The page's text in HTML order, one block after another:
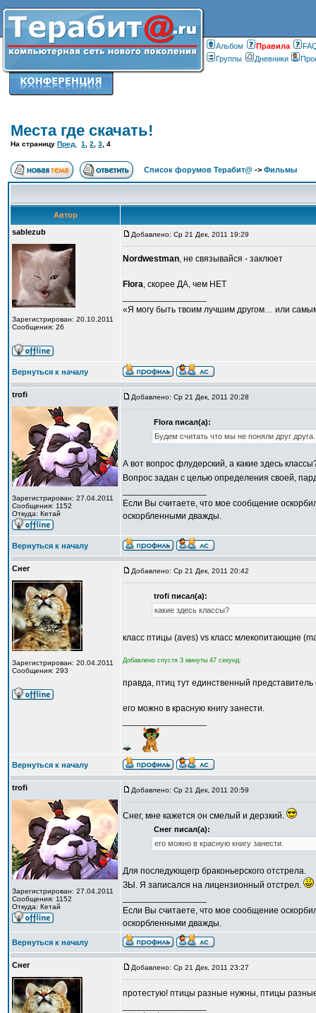
Альбом Правилa
Группы
Дневники
Места где скачать!
На страницу Пред. 1 2 3 4
Список форумов Терабит@ -> Фильмы
Автор
sablezub
Зарегистрирован: 20.10.2011
Сообщения: 26
Добавлено: Ср 21 Дек, 2011 19:29
Nordwestman, не связывайся - заклюет
Flora, скорее ДА, чем НЕТ
«Я могу быть твоим лучшим другом… или
Вернуться к началу
trofi
Зарегистрирован: 27.04.2011
Сообщения: 1152
Откуда: Кетай
Добавлено: Ср 21 Дек, 2011 20:28
Flora писал(а):
Будем считать что мы не поняли друг
А вот вопрос флудерский, а какие здесь
Вопрос задан с целью определения своей,
Если Вы считаете, что мое сообщение
оскорбленными дважды.
Вернуться к началу
Снег
Зарегистрирован: 20.04.2011
Сообщения: 293
Добавлено: Ср 21 Дек, 2011 20:42
trofi писал(а):
какие здесь классы?
класс птицы (aves) vs класс млекопитающие
Добавлено спустя 3 минуты 47 секунд:
правда, птиц тут единственный представитель
его можно в красную книгу занести.
Вернуться к началу
trofi
Зарегистрирован: 27.04.2011
Сообщения: 1152
Откуда: Кетай
Добавлено: Ср 21 Дек, 2011 20:59
Снег, мне кажется он смелый и дерзкий.
Снег писал(а):
его можно в красную книгу занести.
Для последующегр браконьерского отстрела.
ЗЫ. Я записался на лицензионный отстрел.
Если Вы считаете, что мое сообщение
оскорбленными дважды.
Вернуться к началу
Снег Добавлено: Ср 21 Дек, 2011 23:27
протестую! птицы разные нужны, птицы